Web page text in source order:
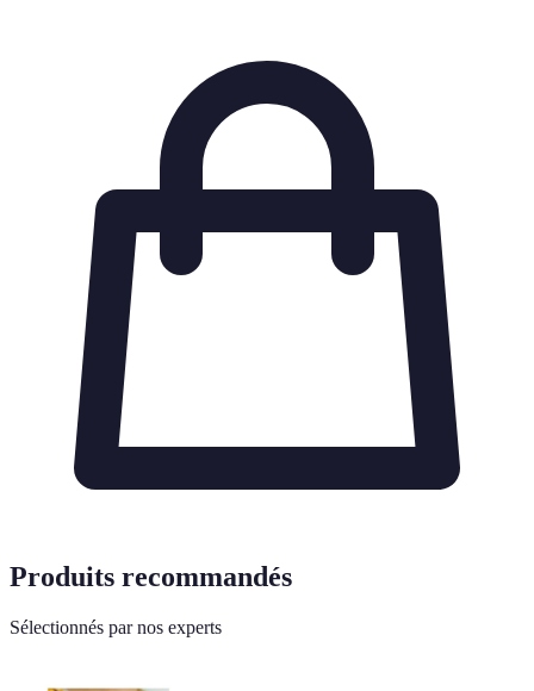
Produits recommandés
Sélectionnés par nos experts